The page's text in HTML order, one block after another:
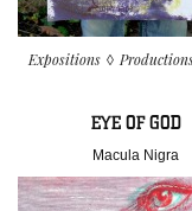
Expositions
EYE OF GOD
Macula Nigra